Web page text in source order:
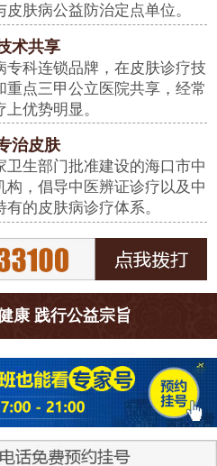
肤病公益防治定点单位。
术共享
专科连锁品牌，在皮肤诊疗技
点三甲公立医院共享，经常
优势明显。
治皮肤
卫生部门批准建设的海口市中
构，倡导中医辨证诊疗以及中
的皮肤病诊疗体系。
康 践行公益宗旨